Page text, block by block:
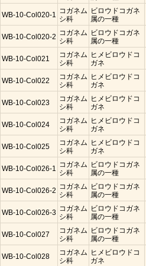
WB-10-Col020-1 コガネム
シ科
ビロウドコガネ
属の一種
WB-10-Col020-2 コガネム
シ科
ビロウドコガネ
属の一種
WB-10-Col021
コガネム
シ科
ヒメビロウドコ
ガネ
WB-10-Col022
コガネム
シ科
ヒメビロウドコ
ガネ
WB-10-Col023
コガネム
シ科
ヒメビロウドコ
ガネ
WB-10-Col024
コガネム
シ科
ヒメビロウドコ
ガネ
WB-10-Col025
コガネム
シ科
ヒメビロウドコ
ガネ
WB-10-Col026-1 コガネム
シ科
ビロウドコガネ
属の一種
WB-10-Col026-2 コガネム
シ科
ビロウドコガネ
属の一種
WB-10-Col026-3 コガネム
シ科
ビロウドコガネ
属の一種
WB-10-Col027
コガネム
シ科
ビロウドコガネ
属の一種
WB-10-Col028
コガネム
シ科
ヒメビロウドコ
ガネ